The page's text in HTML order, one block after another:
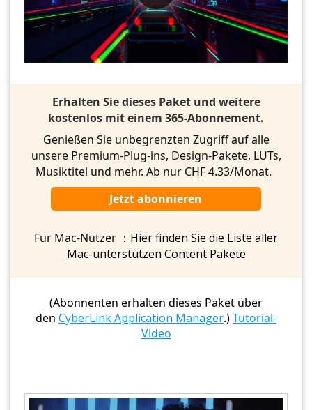
Erhalten Sie dieses Paket und weitere
kostenlos mit einem 365-Abonnement.
Genießen Sie unbegrenzten Zugriff auf alle
unsere Premium-Plug-ins, Design-Pakete, LUTs,
Musiktitel und mehr. Ab nur CHF 4.33/Monat.
Jetzt abonnieren
Für Mac-Nutzer ： Hier finden Sie die Liste aller
Mac-unterstützen Content Pakete
(Abonnenten erhalten dieses Paket über
den CyberLink Application Manager.)Tutorial-
Video